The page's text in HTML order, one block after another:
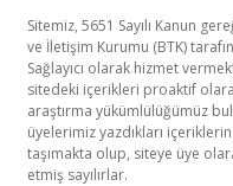
Sitemiz, 5651 Sayılı Kanun
ve İletişim Kurumu (BTK)
Sağlayıcı olarak hizmet
sitedeki içerikleri proaktif
araştırma yükümlülüğümüz
üyelerimiz yazdıkları
taşımakta olup, siteye üye
etmiş sayılırlar.